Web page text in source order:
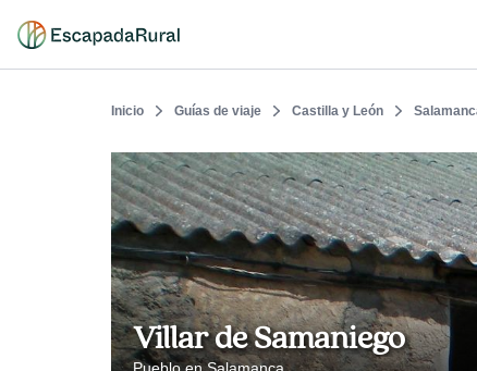
Inicio Guías de viaje Castilla y León
Villar de Samaniego